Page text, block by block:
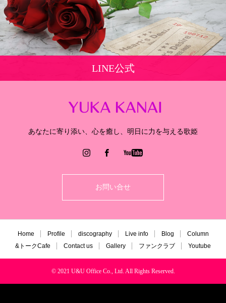
LINE公式
あなたに寄り添い、心を癒し、明日に力を与える歌姫
お問い合せ
Home Profile discography Live info Blog
Column
&トークCafe
Contact us Gallery ファンクラブ Youtube
© 2021 U&U Office Co., Ltd. All Rights Reserved.